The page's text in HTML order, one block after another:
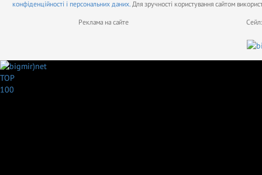
конфіденційності і персональних даних. Для зручності користування сайтом
Реклама на сайте